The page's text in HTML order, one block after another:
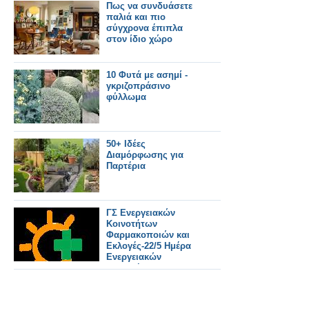
Πως να συνδυάσετε
παλιά και πιο
σύγχρονα έπιπλα
στον ίδιο χώρο
10 Φυτά με ασημί -
γκριζοπράσινο
φύλλωμα
50+ Ιδέες
Διαμόρφωσης για
Παρτέρια
ΓΣ Ενεργειακών
Κοινοτήτων
Φαρμακοποιών και
Εκλογές-22/5 Ημέρα
Ενεργειακών
Κοινοτήτων στην